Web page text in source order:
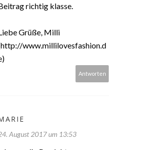
richtig klasse.
Grüße, Milli
www.millilovesfashion.d
Antworten
August 2017 um 13:53